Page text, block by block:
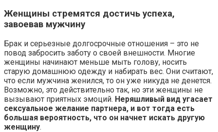
Женщины стремятся достичь успеха,
завоевав мужчину
Брак и серьезные долгосрочные отношения – это не
повод забросить заботу о своей внешности. Многие
женщины начинают меньше мыть голову, носить
старую домашнюю одежду и набирать вес. Они считают,
что если мужчина женился, то он уже никуда не денется.
Возможно, это действительно так, но эти женщины не
вызывают приятных эмоций. Неряшливый вид угасает
сексуальное желание партнера, и вот тогда есть
большая вероятность, что он начнет искать другую
женщину.